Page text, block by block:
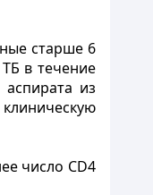
старше 6
в течение
из
число CD4